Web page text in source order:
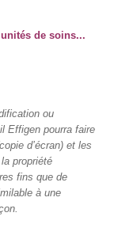
de soins...
ou
Effigen pourra faire
d’écran) et les
propriété
fins que de
à une